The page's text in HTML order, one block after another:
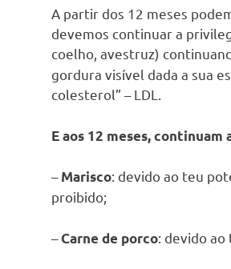
A partir dos 12 meses
devemos continuar a
coelho, avestruz)
gordura visível dada a sua
colesterol” – LDL.
E aos 12 meses,
–Marisco: devido ao teu
proibido;
–Carne de porco: devido